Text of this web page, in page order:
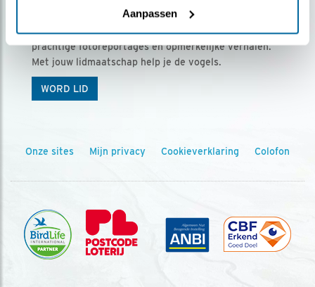
Aanpassen
Ontvang 5 x Vogels voor € 36,00 per jaar
Vogels is het tijdschrift voor onze leden, met
prachtige fotoreportages en opmerkelijke verhalen.
Met jouw lidmaatschap help je de vogels.
WORD LID
Onze sites Mijn privacy Cookieverklaring Colofon